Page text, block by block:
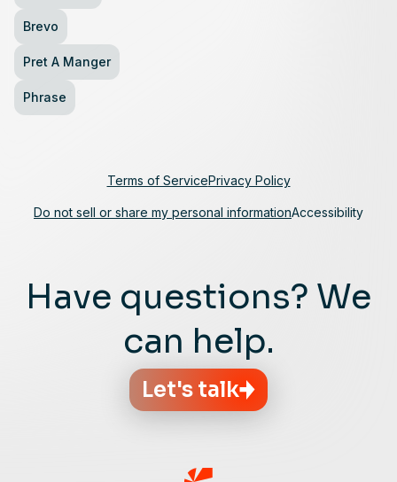
Brevo
Pret A Manger
Phrase
Have questions? We
can help.
Let's talk
Terms of ServicePrivacy Policy
Do not sell or share my personal informationAccessibility